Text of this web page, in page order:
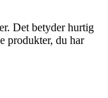
Det betyder hurtig
produkter, du har